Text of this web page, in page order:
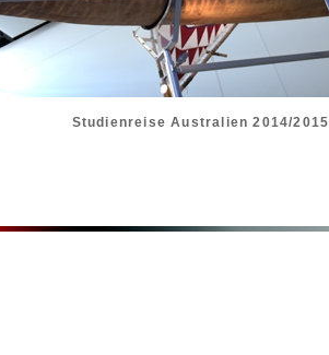
Studienreise Australien 2014/2015